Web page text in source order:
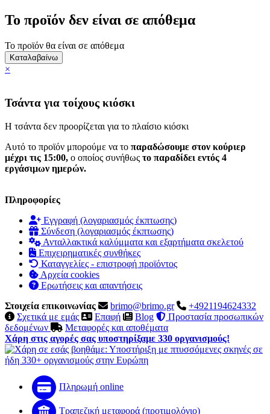
Το προϊόν δεν είναι σε απόθεμα
Το προϊόν θα είναι σε απόθεμα
Καταλαβαίνω
×
Τσάντα για τοίχους κιόσκι
Η τσάντα δεν προορίζεται για το πλαίσιο κιόσκι
Αυτό το προϊόν μπορούμε να το παραδώσουμε στον κούριερ
μέχρι τις 15:00, ο οποίος συνήθως το παραδίδει εντός 4
εργάσιμων ημερών.
Πληροφορίες
Εγγραφή (λογαριασμός έκπτωσης)
Σύνδεση (λογαριασμός έκπτωσης)
Ανταλλακτικά καλύμματα και εξαρτήματα σκελετού
Επιχειρηματικές συνθήκες
Καταγγελίες - επιστροφή προϊόντος
Αρχεία cookies
Ερωτήσεις και απαντήσεις
Στοιχεία επικοινωνίας
brimo@brimo.gr
+4921194624332
Σχετικά με εμάς
Επαφή Blog
Προστασία προσωπικών
δεδομένων
Μεταφορές και αποθέματα
Χάρη στις αγορές σας υποστηρίξαμε 330 οργανισμούς!
Πληρωμή online
Τραπεζική μεταφορά (προτιμολόγιο)